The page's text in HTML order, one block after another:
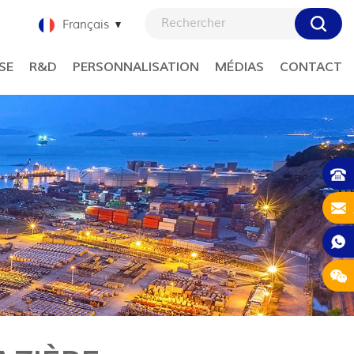
Français
R&D PERSONNALISATION MÉDIAS CONTACT